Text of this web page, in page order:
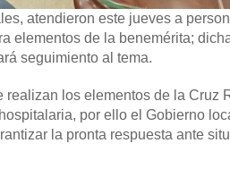
atendieron este jueves a
elementos de la benemérita;
seguimiento al tema.
los elementos de la Cruz
por ello el Gobierno
la pronta respuesta ante